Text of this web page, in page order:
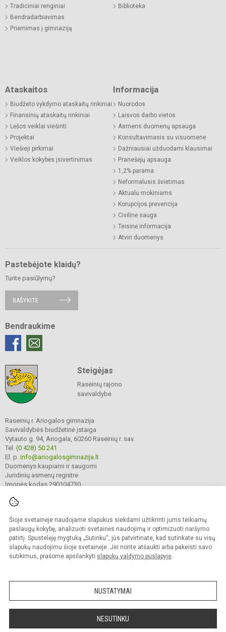
Šioje svetainėje naudojame slapukus siekdami užtikrinti jums teikiamų
paslaugų kokybę, analizuoti svetainės naudojimą ir optimizuoti naršymo
patirtį. Spustelėję mygtuką „Sutinku“, jūs patvirtinate, kad sutinkate su visų
slapukų naudojimu šioje svetainėje. Jei norite atšaukti arba pakeisti savo
sutikimus, prašome apsilankyti slapukų valdymo puslapyje.
NUSTATYMAI
NESUTINKU
Tradiciniai renginiai
Bendradarbiavimas
Priėmimas į gimnaziją
Biblioteka
Ataskaitos
Biudžeto vykdymo ataskaitų rinkiniai
Finansinių ataskaitų rinkiniai
Lėšos veiklai viešinti
Projektai
Viešieji pirkimai
Veiklos kokybės įsivertinimas
Informacija
Nuorodos
Laisvos darbo vietos
Asmens duomenų apsauga
Konsultavimasis su visuomene
Dažniausiai užduodami klausimai
Pranešėjų apsauga
1,2% parama
Neformalusis švietimas
Aktualu mokiniams
Korupcijos prevencija
Civilinė sauga
Teisinė informacija
Atviri duomenys
Pastebėjote klaidų?
Turite pasiūlymų?
RAŠYKITE
Bendraukime
Steigėjas
Raseinių rajono
savivaldybė
Raseinių r. Ariogalos gimnazija
Savivaldybės biudžetinė įstaiga
Vytauto g. 94, Ariogala, 60260 Raseinių r. sav.
Tel. (0 428) 50 241
El. p. info@ariogalosgimnazija.lt
Duomenys kaupiami ir saugomi
Juridinių asmenų registre
Įmonės kodas 290104730
© 2022. Raseinių r. Ariogalos gimnazija. Visos teisės saugomos.
Kopijuoti turinį be raštiško gimnazijos sutikimo griežtai draudžiama.
Prieinamumo paraiška Slapukų valdymas
Sumanus būdas atnaujinti